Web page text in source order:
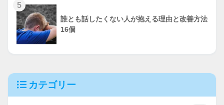
5
誰とも話したくない人が抱える理由と改善方法
16個
カテゴリー